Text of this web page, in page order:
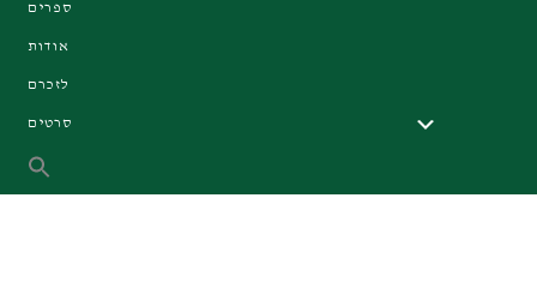
ספרים
אודות
לזכרם
סרטים